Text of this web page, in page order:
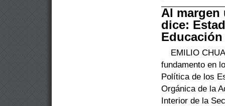
Al margen
dice:
Educación
EMILIO
fundamento en
Política de los
Orgánica de la
Interior de la